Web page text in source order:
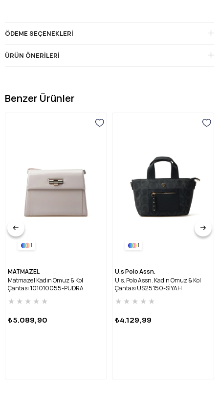
ÖDEME SEÇENEKLERI
ÜRÜN ÖNERILERI
Benzer Ürünler
1
MATMAZEL
Matmazel Kadın Omuz & Kol
Çantası 101010055-PUDRA
★ ★ ★ ★ ★
₺5.089,90
1
U.s Polo Assn.
U.s. Polo Assn. Kadın Omuz & Kol
Çantası US25150-SİYAH
★ ★ ★ ★ ★
₺4.129,99